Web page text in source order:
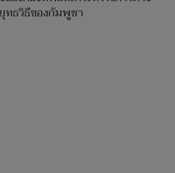
ทธวิธีของกัมพูชา